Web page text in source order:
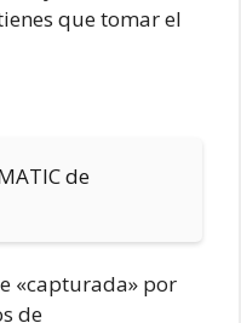
que tomar el
de
«capturada» por
de